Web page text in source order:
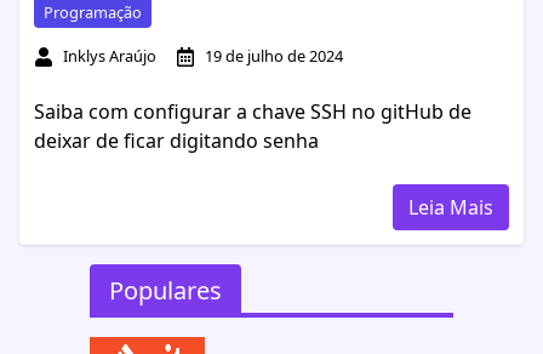
Programação
Inklys Araújo
19 de julho de 2024
Saiba com configurar a chave SSH no gitHub de
deixar de ficar digitando senha
Leia Mais
Populares